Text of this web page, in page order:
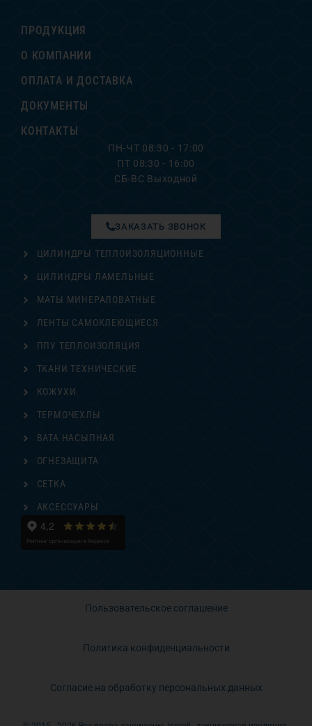
ПРОДУКЦИЯ
О КОМПАНИИ
ОПЛАТА И ДОСТАВКА
ДОКУМЕНТЫ
КОНТАКТЫ
ПН-ЧТ 08:30 - 17:00
ПТ 08:30 - 16:00
СБ-ВС Выходной
ЦИЛИНДРЫ ТЕПЛОИЗОЛЯЦИОННЫЕ
ЦИЛИНДРЫ ЛАМЕЛЬНЫЕ
МАТЫ МИНЕРАЛОВАТНЫЕ
ЛЕНТЫ САМОКЛЕЮЩИЕСЯ
ППУ ТЕПЛОИЗОЛЯЦИЯ
ТКАНИ ТЕХНИЧЕСКИЕ
ЗАКАЗАТЬ ЗВОНОК
КОЖУХИ
ТЕРМОЧЕХЛЫ
ВАТА НАСЫПНАЯ
ОГНЕЗАЩИТА
СЕТКА
АКСЕССУАРЫ
Пользовательское соглашение
Политика конфиденциальности
Согласие на обработку персональных данных